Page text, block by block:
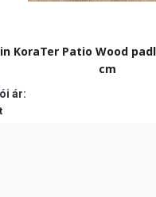
KoraTer Patio Wood
cm
ár: